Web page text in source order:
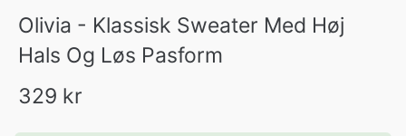
Olivia - Klassisk Sweater Med Høj
Hals Og Løs Pasform
329 kr